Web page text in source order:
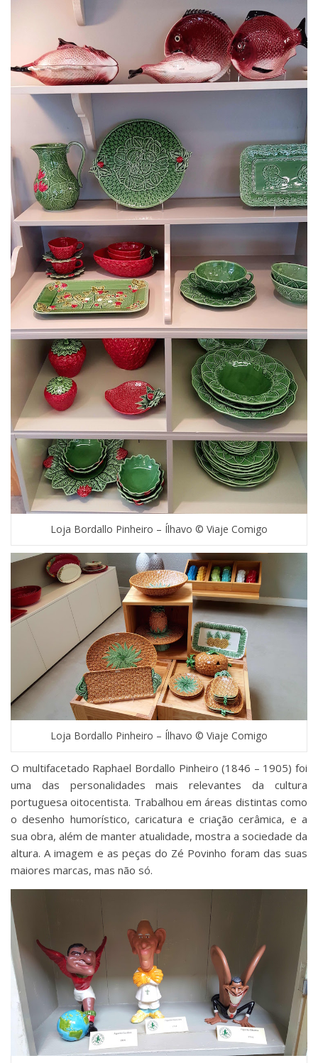
Loja Bordallo Pinheiro – Ílhavo © Viaje Comigo
Loja Bordallo Pinheiro – Ílhavo © Viaje Comigo
O multifacetado Raphael Bordallo Pinheiro (1846 – 1905) foi
uma das personalidades mais relevantes da cultura
portuguesa oitocentista. Trabalhou em áreas distintas como
o desenho humorístico, caricatura e criação cerâmica, e a
sua obra, além de manter atualidade, mostra a sociedade da
altura. A imagem e as peças do Zé Povinho foram das suas
maiores marcas, mas não só.